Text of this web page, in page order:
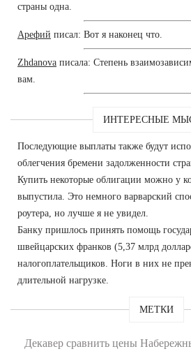
страны одна.
Арефий писал: Вот я наконец что.
Zhdanova писала: Степень
вам.
ИНТЕРЕСНЫЕ
Последующие выплаты также будут
облегчения бремени задолженности
Купить некоторые облигации можно у
выпустила. Это немного варварский
роутера, но лучше я не увидел.
Банку пришлось принять помощь
швейцарских франков (5,37 млрд
налогоплательщиков. Ноги в них не
длительной нагрузке.
МЕТКИ
Декавер сравнить цены